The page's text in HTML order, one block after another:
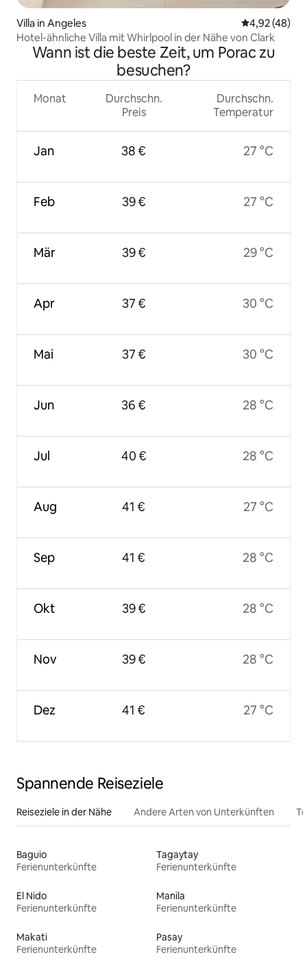
Villa in Angeles
4,92 (48)
Hotel-ähnliche Villa mit Whirlpool in der Nähe von Clark
Wann ist die beste Zeit, um Porac zu
besuchen?
Monat
Jan
Feb
Mär
Apr
Mai
Jun
Jul
Aug
Sep
Okt
Nov
Dez
Durchschn.
Preis
38 €
39 €
39 €
37 €
37 €
36 €
40 €
41 €
41 €
39 €
39 €
41 €
Durchschn.
Temperatur
27 °C
27 °C
29 °C
30 °C
30 °C
28 °C
28 °C
27 °C
28 °C
28 °C
28 °C
27 °C
Spannende Reiseziele
Reiseziele in der Nähe Andere Arten von Unterkünften
Baguio
Ferienunterkünfte
Tagaytay
Ferienunterkünfte
El Nido
Ferienunterkünfte
Manila
Ferienunterkünfte
Makati
Ferienunterkünfte
Pasay
Ferienunterkünfte